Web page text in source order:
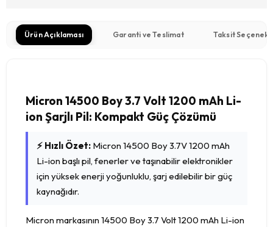
Ürün Açıklaması Garanti ve Teslimat Taksit
Micron 14500 Boy 3.7 Volt 1200 mAh Li-
ion Şarjlı Pil: Kompakt Güç Çözümü
⚡ Hızlı Özet: Micron 14500 Boy 3.7V 1200 mAh
Li-ion başlı pil, fenerler ve taşınabilir elektronikler
için yüksek enerji yoğunluklu, şarj edilebilir bir güç
kaynağıdır.
Micron markasının 14500 Boy 3.7 Volt 1200 mAh Li-ion